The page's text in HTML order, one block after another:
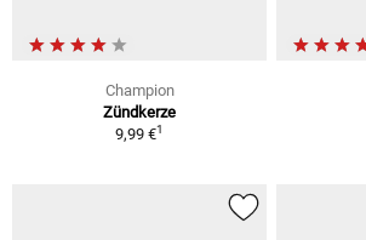
Champion
Zündkerze
9,99 €1